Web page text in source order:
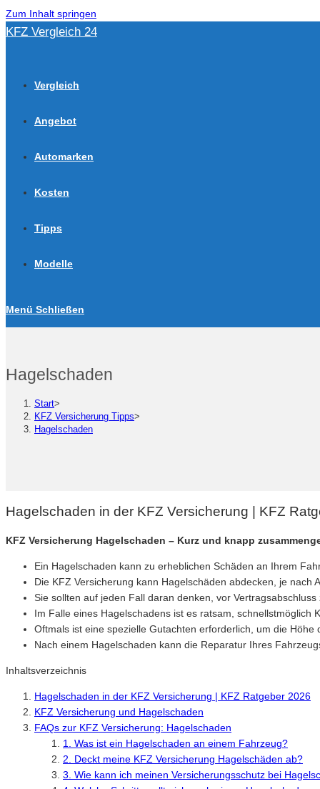
Zum Inhalt springen
KFZ Vergleich 24
Vergleich
Angebot
Automarken
Kosten
Tipps
Modelle
Menü Schließen
Hagelschaden
Start>
KFZ Versicherung Tipps>
Hagelschaden
Hagelschaden in der KFZ Versicherung | KFZ
KFZ Versicherung Hagelschaden – Kurz und knapp
Ein Hagelschaden kann zu erheblichen Schäden an Ihrem
Die KFZ Versicherung kann Hagelschäden abdecken, je nach
Sie sollten auf jeden Fall daran denken, vor
Im Falle eines Hagelschadens ist es ratsam,
Oftmals ist eine spezielle Gutachten erforderlich, um die
Nach einem Hagelschaden kann die Reparatur Ihres
Inhaltsverzeichnis
Hagelschaden in der KFZ Versicherung | KFZ Ratgeber 2026
KFZ Versicherung und Hagelschaden
FAQs zur KFZ Versicherung: Hagelschaden
1. Was ist ein Hagelschaden an einem Fahrzeug?
2. Deckt meine KFZ Versicherung Hagelschäden ab?
3. Wie kann ich meinen Versicherungsschutz bei